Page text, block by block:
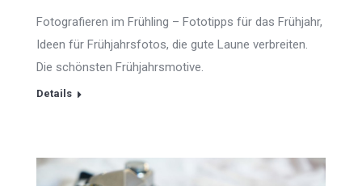
Fotografieren im Frühling – Fototipps für das Frühjahr,
Ideen für Frühjahrsfotos, die gute Laune verbreiten.
Die schönsten Frühjahrsmotive.
Details